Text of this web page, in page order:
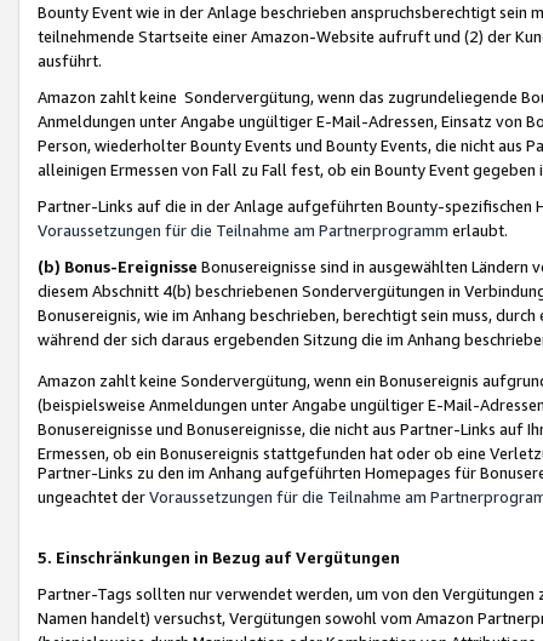
Bounty Event wie in der Anlage beschrieben anspruchsberechtigt sein
teilnehmende Startseite einer Amazon-Website aufruft und (2) der
ausführt.
Amazon zahlt keine Sondervergütung, wenn das zugrundeliegende
Anmeldungen unter Angabe ungültiger E-Mail-Adressen, Einsatz von
Person, wiederholter Bounty Events und Bounty Events, die nicht
alleinigen Ermessen von Fall zu Fall fest, ob ein Bounty Event
Partner-Links auf die in der Anlage aufgeführten Bounty-spezifischen
Voraussetzungen für die Teilnahme am Partnerprogramm erlaubt.
(b) Bonus-Ereignisse Bonusereignisse sind in ausgewählten Ländern
diesem Abschnitt 4(b) beschriebenen Sondervergütungen in
Bonusereignis, wie im Anhang beschrieben, berechtigt sein muss,
während der sich daraus ergebenden Sitzung die im Anhang
Amazon zahlt keine Sondervergütung, wenn ein Bonusereignis
(beispielsweise Anmeldungen unter Angabe ungültiger E-Mail-
Bonusereignisse und Bonusereignisse, die nicht aus Partner-Links auf
Ermessen, ob ein Bonusereignis stattgefunden hat oder ob eine
Partner-Links zu den im Anhang aufgeführten Homepages für
ungeachtet derVoraussetzungen für die Teilnahme am
5. Einschränkungen in Bezug auf Vergütungen
Partner-Tags sollten nur verwendet werden, um von den
Namen handelt) versuchst, Vergütungen sowohl vom Amazon